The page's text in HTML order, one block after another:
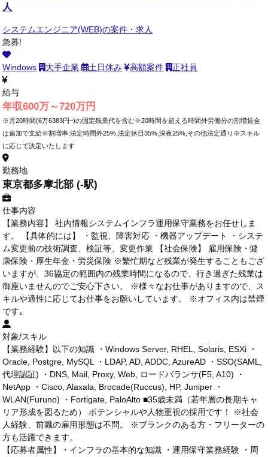
人
システムエンジニア(WEB)の案件・求人
急募!
Windows 大手企業 土日休み 高額案件 正社員
給与
年収600万～720万円
※月20時間(6万6383円~)の固定残業代を含む※20時間を超える時間外労働分の割増賃金
は追加で支給※割増率:法定時間外25%,法定休日35%,深夜25%,その他法定通り※スキル
に応じて決定いたします
勤務地
東京都多摩北部 (-駅)
仕事内容
【業務内容】 社内情報システムインフラ運用保守業務をお任せしま
す。 【具体的には】 ・監視、障害対応 ・機器アップデート ・システ
ム変更前の技術調査、検証等、変更作業 【社会保険】 雇用保険・健
康保険・厚生年金・労災保険 ※繁忙期など残業が発生することもござ
いますが、36協定の範囲内の残業時間になるので、行き過ぎた残業は
御座いませんのでご安心下さい。 ※様々なお仕事がありますので、ス
キルや適性に応じてお仕事をお願いしています。 ※オフィス内は禁煙
です｡
対象/スキル
【業務経験】以下の知識 ・Windows Server, RHEL, Solaris, ESXi ・
Oracle, Postgre, MySQL ・LDAP, AD, ADDC, AzureAD ・SSO(SAML,
代理認証) ・DNS, Mail, Proxy, Web, ロードバランサ(F5, A10) ・
NetApp ・Cisco, Alaxala, Brocade(Ruccus), HP, Juniper ・
WLAN(Furuno) ・Fortigate, PaloAlto ■35歳未満（若年層の長期キャ
リア形成を図るため） ポテンシャルや人物重視の採用です！ ※社会
人経験、前職の雇用形態は不問。 ※ブランクのある方・フリーターの
方も活躍できます。
【応募者属性】・インフラの基本的な知識 ・運用保守業務経験 ・周